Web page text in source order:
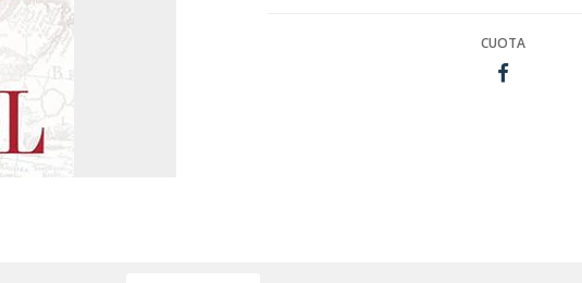
CUOTA